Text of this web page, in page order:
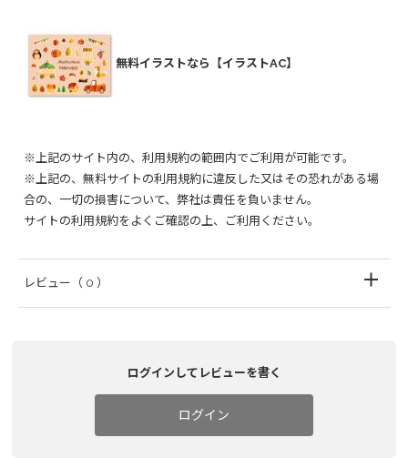
無料イラストなら【イラストAC】
※上記のサイト内の、利用規約の範囲内でご利用が可能です。
※上記の、無料サイトの利用規約に違反した又はその恐れがある場
合の、一切の損害について、弊社は責任を負いません。
サイトの利用規約をよくご確認の上、ご利用ください。
レビュー （ 0 ）
ログインしてレビューを書く
ログイン